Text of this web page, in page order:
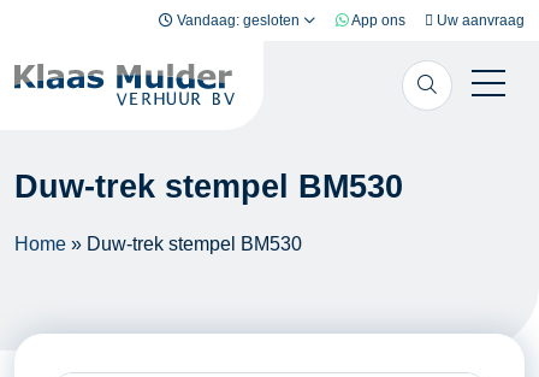
Vandaag: gesloten App ons Uw aanvraag
Duw-trek stempel BM530
Home » Duw-trek stempel BM530